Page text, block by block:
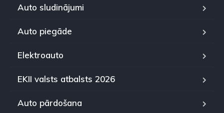
Auto sludinājumi
Auto piegāde
Elektroauto
EKII valsts atbalsts 2026
Auto pārdošana